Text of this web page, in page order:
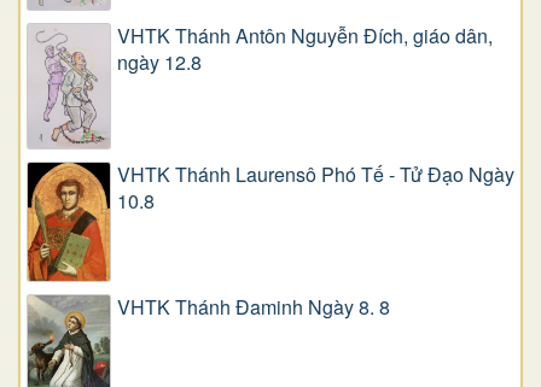
VHTK Thánh Antôn Nguyễn Ðích, giáo dân,
ngày 12.8
VHTK Thánh Laurensô Phó Tế - Tử Đạo Ngày
10.8
VHTK Thánh Đaminh Ngày 8. 8